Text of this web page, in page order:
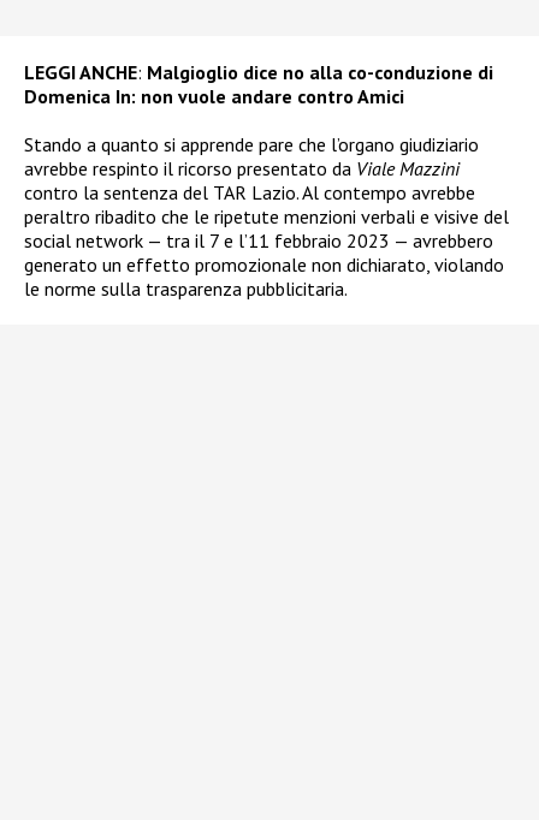
LEGGI ANCHE: Malgioglio dice no alla co-conduzione di
Domenica In: non vuole andare contro Amici
Stando a quanto si apprende pare che l’organo giudiziario
avrebbe respinto il ricorso presentato da Viale Mazzini
contro la sentenza del TAR Lazio. Al contempo avrebbe
peraltro ribadito che le ripetute menzioni verbali e visive del
social network — tra il 7 e l’11 febbraio 2023 — avrebbero
generato un effetto promozionale non dichiarato, violando
le norme sulla trasparenza pubblicitaria.